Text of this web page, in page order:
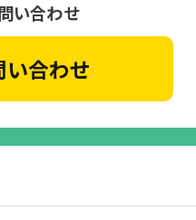
い合わせ
い合わせ